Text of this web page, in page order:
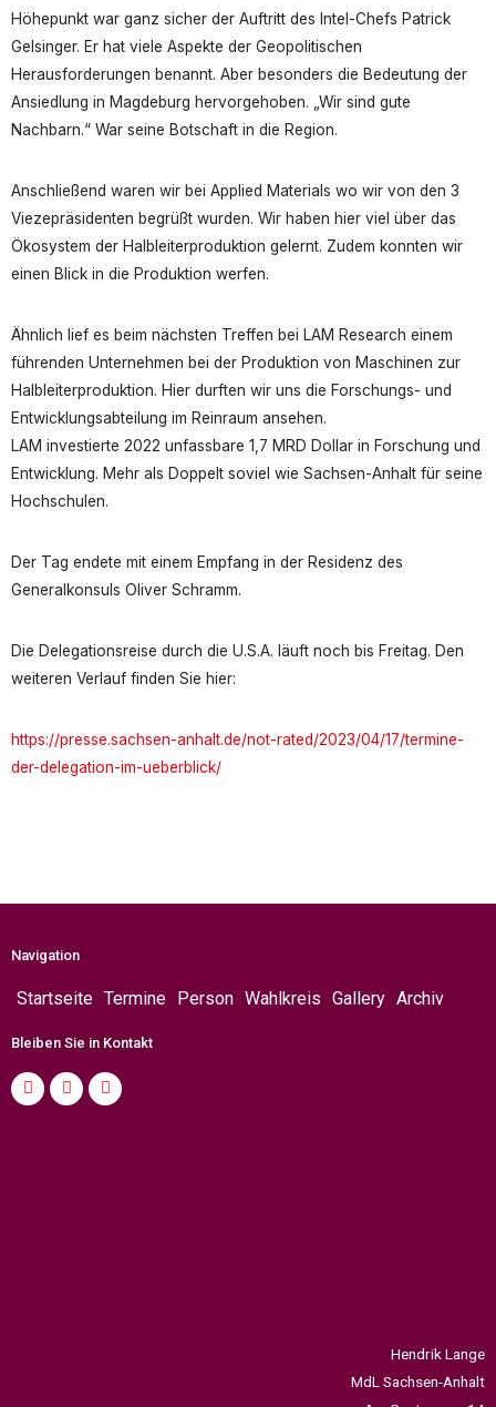
Höhepunkt war ganz sicher der Auftritt des Intel-Chefs Patrick
Gelsinger. Er hat viele Aspekte der Geopolitischen
Herausforderungen benannt. Aber besonders die Bedeutung der
Ansiedlung in Magdeburg hervorgehoben. „Wir sind gute
Nachbarn.“ War seine Botschaft in die Region.
Anschließend waren wir bei Applied Materials wo wir von den 3
Viezepräsidenten begrüßt wurden. Wir haben hier viel über das
Ökosystem der Halbleiterproduktion gelernt. Zudem konnten wir
einen Blick in die Produktion werfen.
Ähnlich lief es beim nächsten Treffen bei LAM Research einem
führenden Unternehmen bei der Produktion von Maschinen zur
Halbleiterproduktion. Hier durften wir uns die Forschungs- und
Entwicklungsabteilung im Reinraum ansehen.
LAM investierte 2022 unfassbare 1,7 MRD Dollar in Forschung und
Entwicklung. Mehr als Doppelt soviel wie Sachsen-Anhalt für seine
Hochschulen.
Der Tag endete mit einem Empfang in der Residenz des
Generalkonsuls Oliver Schramm.
Die Delegationsreise durch die U.S.A. läuft noch bis Freitag. Den
weiteren Verlauf finden Sie hier:
https://presse.sachsen-anhalt.de/not-rated/2023/04/17/termine-
der-delegation-im-ueberblick/
Navigation
Startseite Termine Person Wahlkreis Gallery Archiv
Bleiben Sie in Kontakt
Hendrik Lange
MdL Sachsen-Anhalt